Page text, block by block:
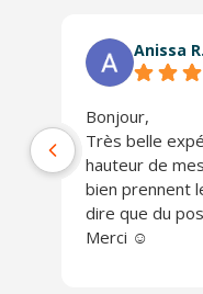
Anissa R.
Bonjour,
Très belle
hauteur de
bien prennent
dire que du
Merci ☺️